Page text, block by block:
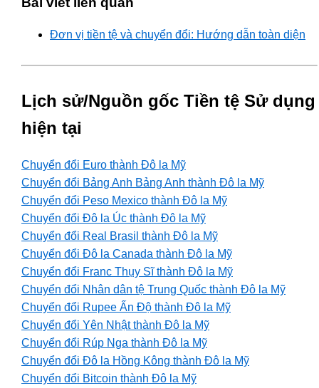
Đơn vị tiền tệ và chuyển đổi: Hướng dẫn toàn diện
Lịch sử/Nguồn gốc Tiền tệ Sử dụng
hiện tại
Chuyển đổi Euro thành Đô la Mỹ
Chuyển đổi Bảng Anh Bảng Anh thành Đô la Mỹ
Chuyển đổi Peso Mexico thành Đô la Mỹ
Chuyển đổi Đô la Úc thành Đô la Mỹ
Chuyển đổi Real Brasil thành Đô la Mỹ
Chuyển đổi Đô la Canada thành Đô la Mỹ
Chuyển đổi Franc Thụy Sĩ thành Đô la Mỹ
Chuyển đổi Nhân dân tệ Trung Quốc thành Đô la Mỹ
Chuyển đổi Rupee Ấn Độ thành Đô la Mỹ
Chuyển đổi Yên Nhật thành Đô la Mỹ
Chuyển đổi Rúp Nga thành Đô la Mỹ
Chuyển đổi Đô la Hồng Kông thành Đô la Mỹ
Chuyển đổi Bitcoin thành Đô la Mỹ